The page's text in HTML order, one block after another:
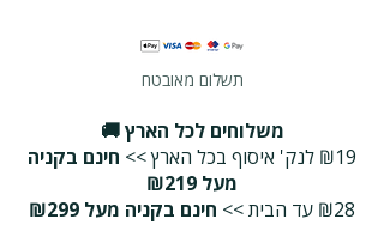
תשלום מאובטח
משלוחים לכל הארץ 🚚
₪19 לנק' איסוף בכל הארץ >>
חינם בקניה
מעל ₪219
₪28 עד הבית >>
חינם בקניה מעל ₪299